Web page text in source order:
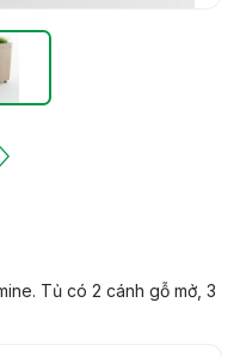
Tủ có 2 cánh gỗ mở, 3